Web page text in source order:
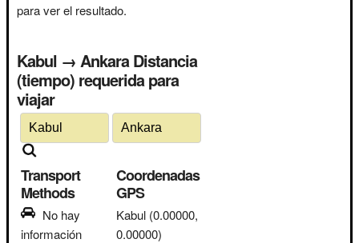
para ver el resultado.
Kabul → Ankara Distancia
(tiempo) requerida para
viajar
Transport
Methods
No hay
información
Coordenadas
GPS
Kabul (0.00000,
0.00000)